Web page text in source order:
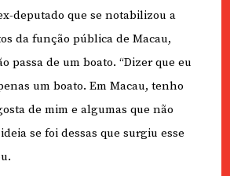
deputado que se notabilizou a
da função pública de Macau,
passa de um boato. “Dizer que eu
um boato. Em Macau, tenho
de mim e algumas que não
se foi dessas que surgiu esse